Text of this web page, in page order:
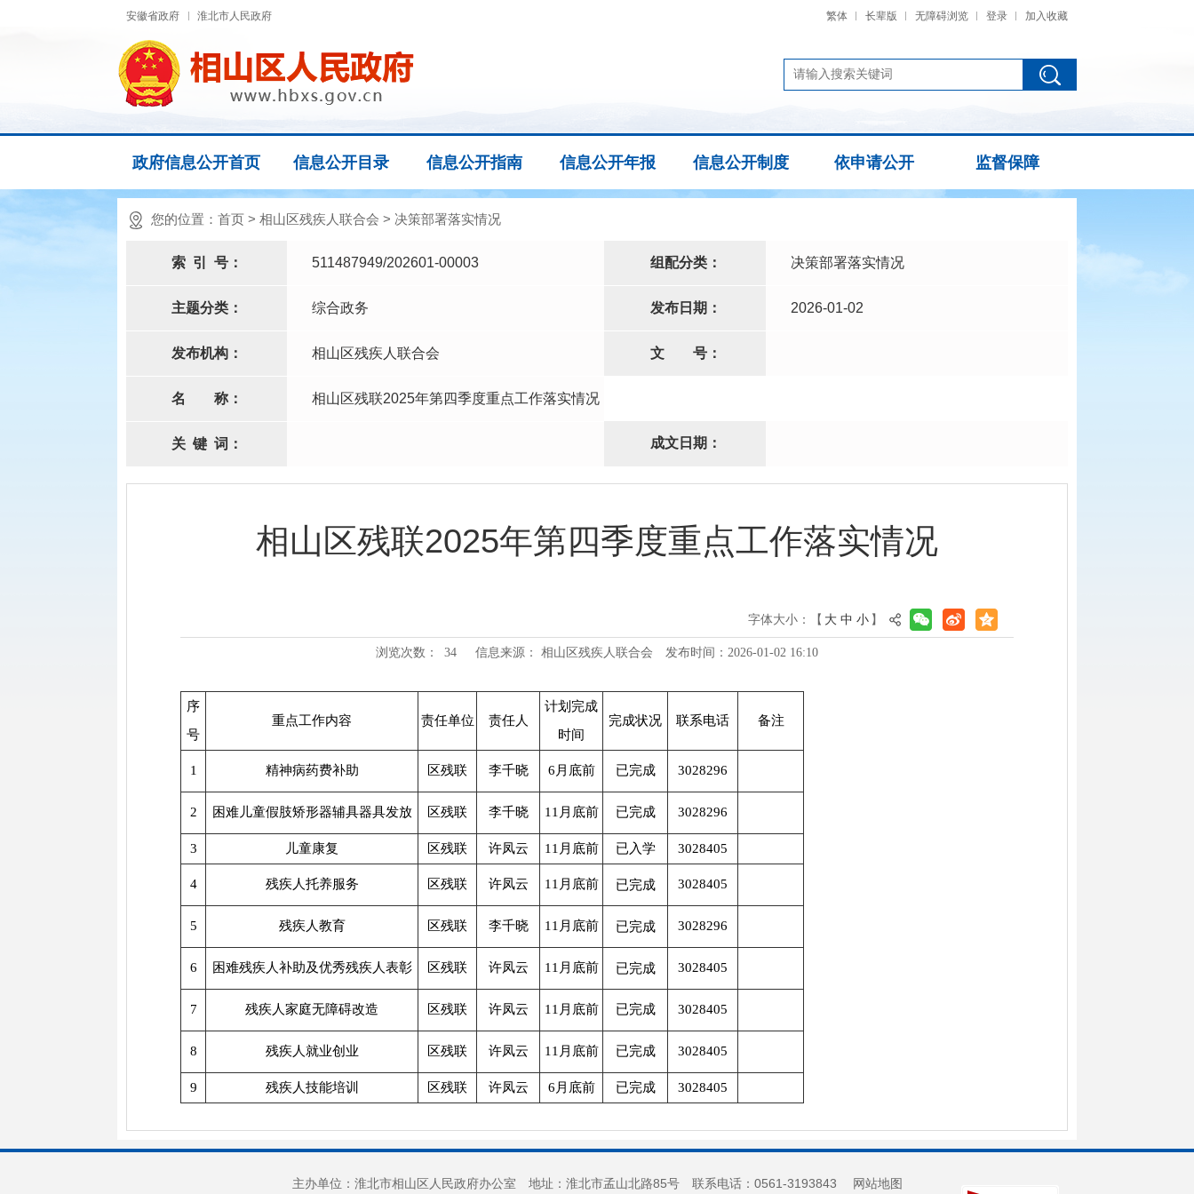
安徽省政府 淮北市人民政府 繁体 长辈版 无障碍浏览 登录 加入收藏
政府信息公开首页 信息公开目录 信息公开指南 信息公开年报 信息公开制度 依申请公开 监督保障
您的位置： 首页 > 相山区残疾人联合会 > 决策部署落实情况
索 引 号： 511487949/202601-00003 组配分类： 决策部署落实情况
主题分类： 综合政务 发布日期： 2026-01-02
发布机构： 相山区残疾人联合会 文 号：
名 称： 相山区残联2025年第四季度重点工作落实情况
关 键 词： 成文日期：
相山区残联2025年第四季度重点工作落实情况
字体大小：【 大 中 小 】
浏览次数： 34 信息来源： 相山区残疾人联合会 发布时间：2026-01-02 16:10
序
号
重点工作内容 责任单位 责任人
计划完成
时间
完成状况 联系电话 备注
1 精神病药费补助 区残联 李千晓 6 月底前 已完成 3028296
2 困难儿童假肢矫形器辅具器具发放 区残联 李千晓 11 月底前 已完成 3028296
3 儿童康复 区残联 许凤云 11 月底前 已入学 3028405
4 残疾人托养服务 区残联 许凤云 11 月底前 已完成 3028405
5 残疾人教育 区残联 李千晓 11 月底前 已完成 3028296
6 困难残疾人补助及优秀残疾人表彰 区残联 许凤云 11 月底前 已完成 3028405
7 残疾人家庭无障碍改造 区残联 许凤云 11 月底前 已完成 3028405
8 残疾人就业创业 区残联 许凤云 11 月底前 已完成 3028405
9 残疾人技能培训 区残联 许凤云 6 月底前 已完成 3028405
主办单位：淮北市相山区人民政府办公室 地址：淮北市孟山北路85号 联系电话：0561-3193843 网站地图